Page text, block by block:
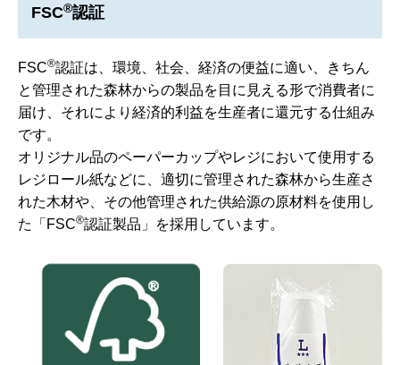
FSC®認証
FSC®認証は、環境、社会、経済の便益に適い、きちん
と管理された森林からの製品を目に見える形で消費者に
届け、それにより経済的利益を生産者に還元する仕組み
です。
オリジナル品のペーパーカップやレジにおいて使用する
レジロール紙などに、適切に管理された森林から生産さ
れた木材や、その他管理された供給源の原材料を使用し
た「FSC®認証製品」を採用しています。